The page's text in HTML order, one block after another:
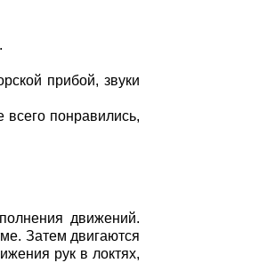
прибой, звуки
понравились,
движений.
Затем двигаются
рук в локтях,